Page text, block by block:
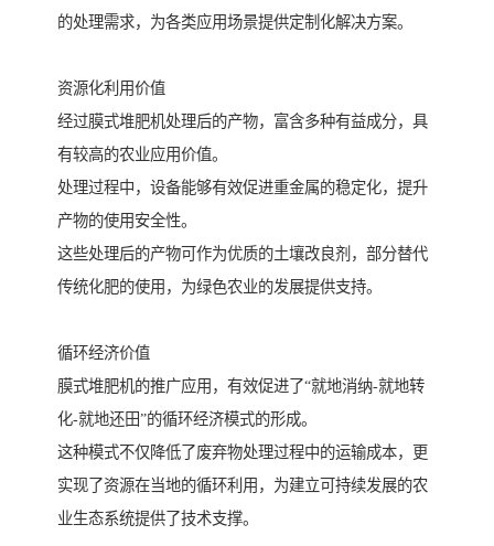
的处理需求，为各类应用场景提供定制化解决方案。
资源化利用价值
经过膜式堆肥机处理后的产物，富含多种有益成分，具
有较高的农业应用价值。
处理过程中，设备能够有效促进重金属的稳定化，提升
产物的使用安全性。
这些处理后的产物可作为优质的土壤改良剂，部分替代
传统化肥的使用，为绿色农业的发展提供支持。
循环经济价值
膜式堆肥机的推广应用，有效促进了“就地消纳-就地转
化-就地还田”的循环经济模式的形成。
这种模式不仅降低了废弃物处理过程中的运输成本，更
实现了资源在当地的循环利用，为建立可持续发展的农
业生态系统提供了技术支撑。